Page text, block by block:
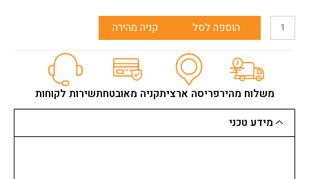
כמות
לשיש
ממ
הוספה לסל קניה מהירה
משלוח מהירפריסה ארציתקניה מאובטחתשירות לקוחות
מידע טכני